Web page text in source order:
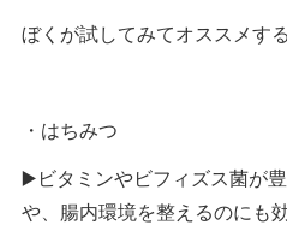
ぼくが試してみてオススメす
・はちみつ
▶️ビタミンやビフィズス菌が
や、腸内環境を整えるのにも